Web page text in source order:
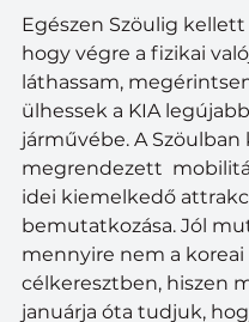
Egészen Szöulig
hogy végre a fizikai
láthassam,
ülhessek a KIA
járművébe. A
megrendezett
idei kiemelkedő
bemutatkozása. Jól
mennyire nem a koreai
célkeresztben, hiszen
januárja óta tudjuk,